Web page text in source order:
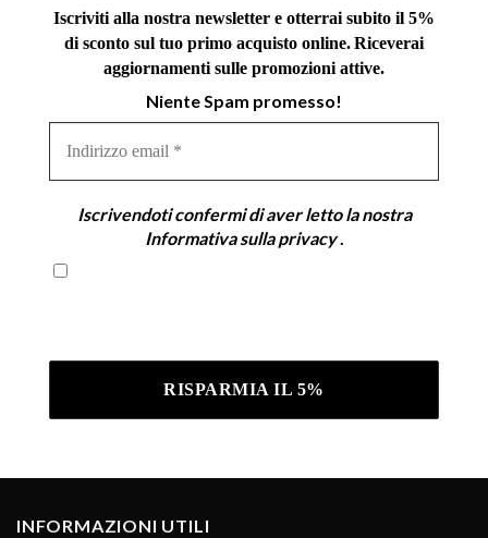
Iscriviti alla nostra newsletter e otterrai subito il 5%
di sconto sul tuo primo acquisto online.Riceverai
aggiornamenti sulle promozioni attive.
Niente Spam promesso!
email
Iscrivendoti confermi di aver letto la nostra
Informativa sulla privacy.
INFORMAZIONI UTILI